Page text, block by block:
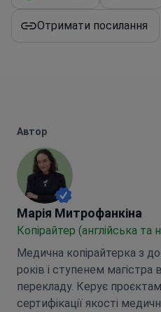
Отримати посилання
Автор
Марія Митрофанкіна
Марія Митрофанкіна
Копірайтер (англійська та
Медична копірайтерка з
років і ступенем магістра в
перекладу. Керує
сертифікації якості